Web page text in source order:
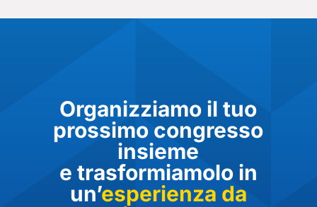
Organizziamo il tuo
prossimo congresso
insieme
e trasformiamolo in
un’esperienza da